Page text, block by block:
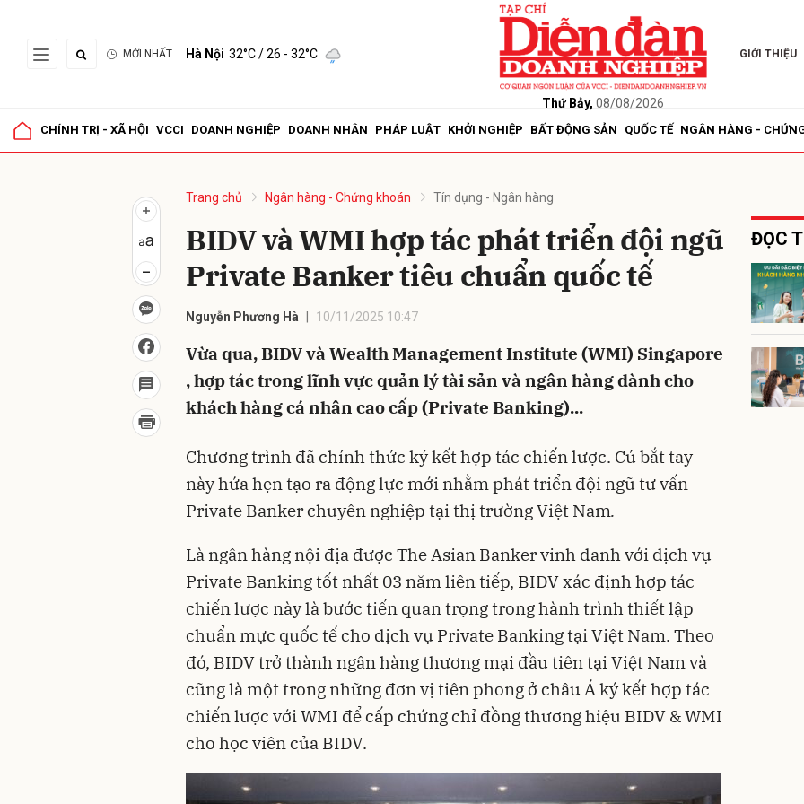
MỚI NHẤT Hà Nội 32°C/ 26 - 32°C
Thứ Bảy, 08/08/2026
GIỚI THIỆU
CHÍNH TRỊ - XÃ HỘI VCCI DOANH NGHIỆP DOANH NHÂN PHÁP LUẬT KHỞI NGHIỆP BẤT ĐỘNG SẢN QUỐC TẾ NGÂN HÀNG -
Trang chủ Ngân hàng - Chứng khoán Tín dụng - Ngân hàng
BIDV và WMI hợp tác phát triển đội ngũ
Private Banker tiêu chuẩn quốc tế
Nguyễn Phương Hà 10/11/2025 10:47
Vừa qua, BIDV và Wealth Management Institute (WMI) Singapore
, hợp tác trong lĩnh vực quản lý tài sản và ngân hàng dành cho
khách hàng cá nhân cao cấp (Private Banking)...
Chương trình đã chính thức ký kết hợp tác chiến lược. Cú bắt tay
này hứa hẹn tạo ra động lực mới nhằm phát triển đội ngũ tư vấn
Private Banker chuyên nghiệp tại thị trường Việt Nam.
Là ngân hàng nội địa được The Asian Banker vinh danh với dịch vụ
Private Banking tốt nhất 03 năm liên tiếp, BIDV xác định hợp tác
chiến lược này là bước tiến quan trọng trong hành trình thiết lập
chuẩn mực quốc tế cho dịch vụ Private Banking tại Việt Nam. Theo
đó, BIDV trở thành ngân hàng thương mại đầu tiên tại Việt Nam và
cũng là một trong những đơn vị tiên phong ở châu Á ký kết hợp tác
chiến lược với WMI để cấp chứng chỉ đồng thương hiệu BIDV & WMI
cho học viên của BIDV.
ĐỌC